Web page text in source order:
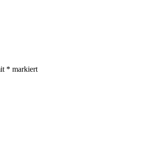
* markiert